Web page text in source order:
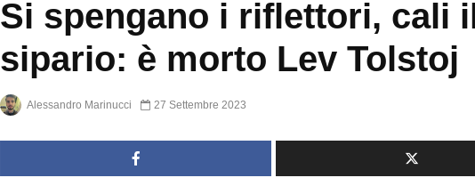
Si spengano i riflettori, cali
sipario: è morto Lev Tolstoj
Alessandro Marinucci 27 Settembre 2023